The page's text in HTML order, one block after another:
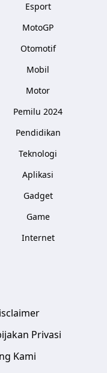
Esport
MotoGP
Otomotif
Mobil
Motor
Pemilu 2024
Pendidikan
Teknologi
Aplikasi
Gadget
Game
Internet
Privasi
Kami